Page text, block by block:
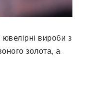
вироби з
золота, а